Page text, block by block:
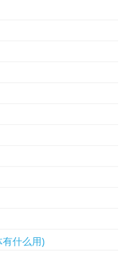
什么用)